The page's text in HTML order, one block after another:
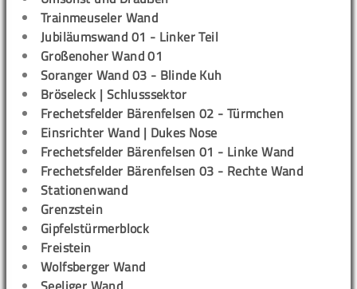
Trainmeuseler Wand
Jubiläumswand 01 - Linker Teil
Großenoher Wand 01
Soranger Wand 03 - Blinde Kuh
Bröseleck | Schlusssektor
Frechetsfelder Bärenfelsen 02 - Türmchen
Einsrichter Wand | Dukes Nose
Frechetsfelder Bärenfelsen 01 - Linke Wand
Frechetsfelder Bärenfelsen 03 - Rechte Wand
Stationenwand
Grenzstein
Gipfelstürmerblock
Freistein
Wolfsberger Wand